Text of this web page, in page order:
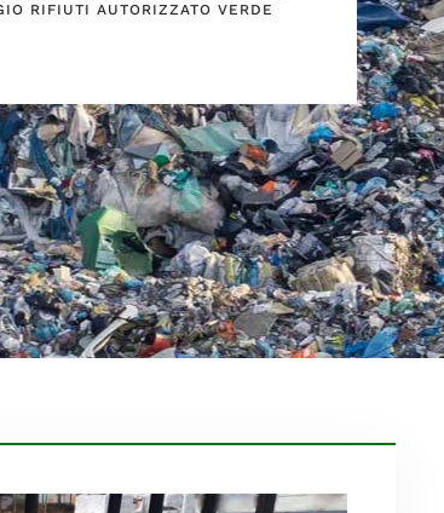
RIFIUTI AUTORIZZATO VERDE